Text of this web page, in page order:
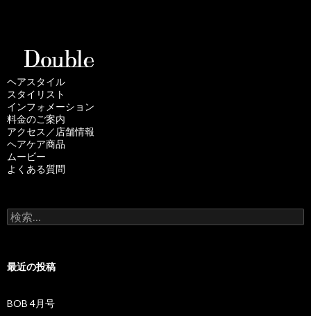
ヘアスタイル
スタイリスト
インフォメーション
料金のご案内
アクセス／店舗情報
ヘアケア商品
ムービー
よくある質問
検
索
最近の投稿
BOB 4月号